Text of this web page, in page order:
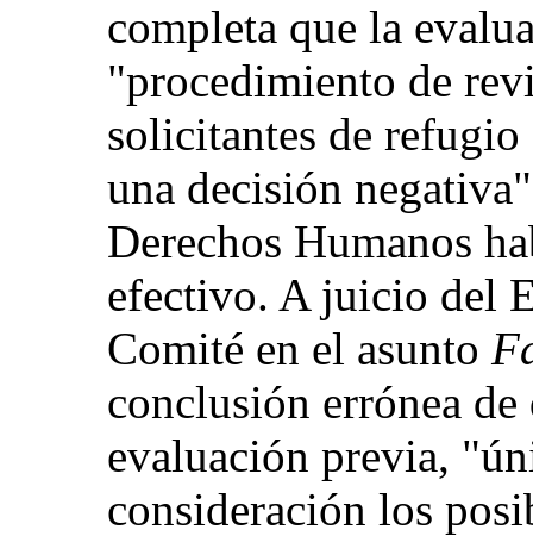
completa que la
"procedimiento de
solicitantes de refugio
una decisión
Derechos Humanos
efectivo. A juicio del
Comité en el asunto
conclusión errónea
evaluación previa,
consideración los